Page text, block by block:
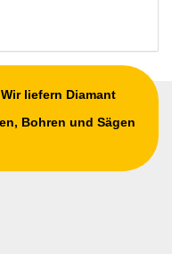
Wir liefern Diamant
Bohren und Sägen